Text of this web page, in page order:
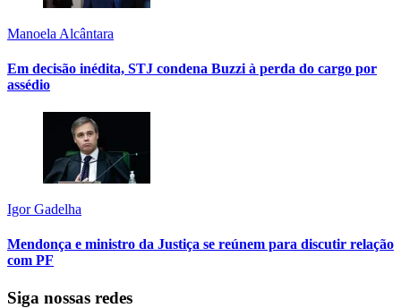
Manoela Alcântara
Em decisão inédita, STJ condena Buzzi à perda do cargo por
assédio
Igor Gadelha
Mendonça e ministro da Justiça se reúnem para discutir relação
com PF
Siga nossas redes